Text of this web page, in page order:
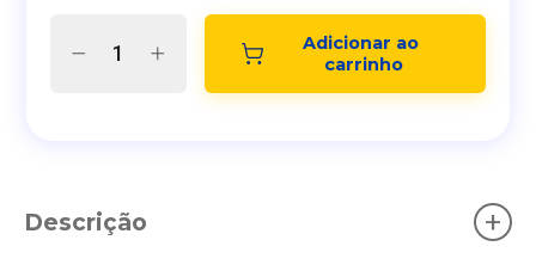
Adicionar ao
carrinho
Descrição +